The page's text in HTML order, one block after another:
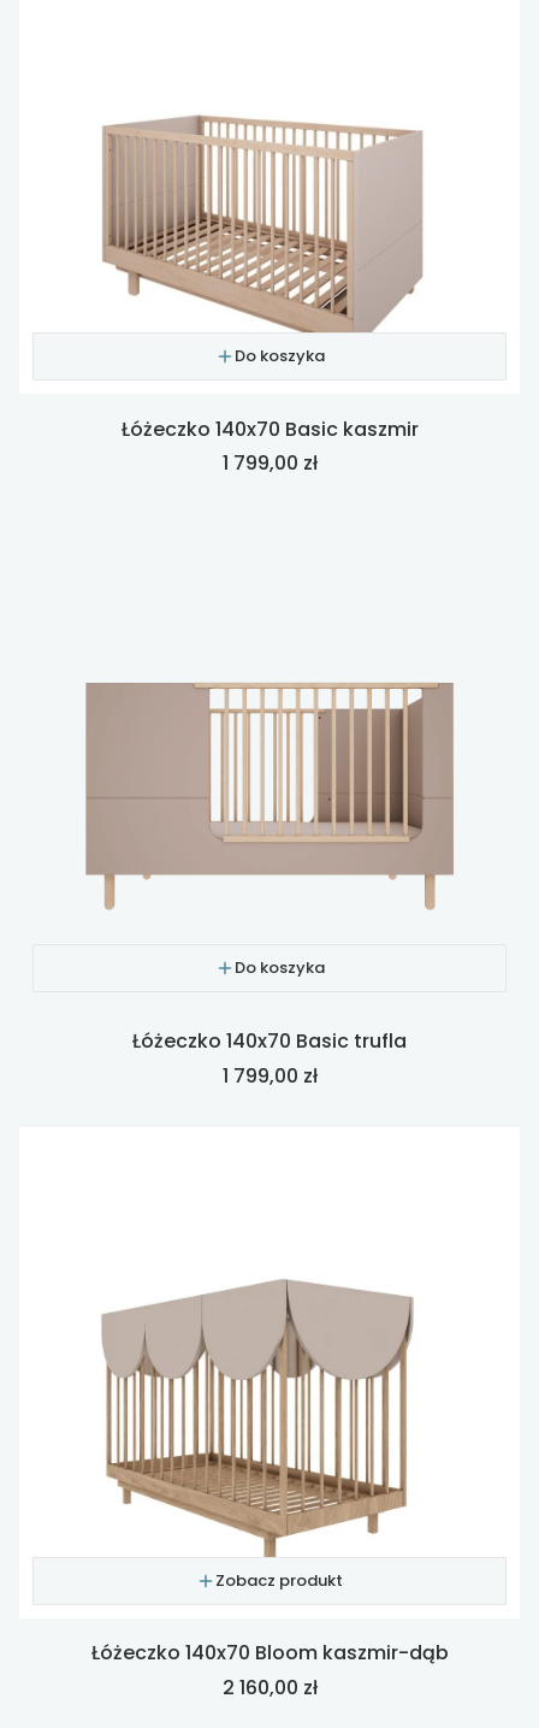
Do koszyka
Łóżeczko 140x70 Basic kaszmir
Cena
1 799,00 zł
Do koszyka
Łóżeczko 140x70 Basic trufla
Cena
1 799,00 zł
Zobacz produkt
Łóżeczko 140x70 Bloom kaszmir-dąb
Cena
2 160,00 zł